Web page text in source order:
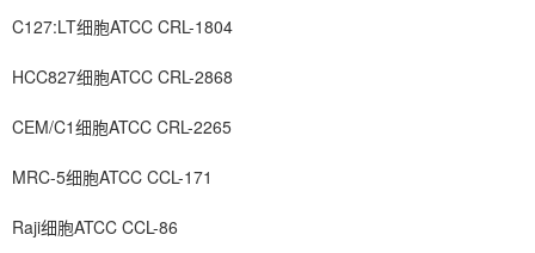
C127:LT细胞ATCC CRL-1804
HCC827细胞ATCC CRL-2868
CEM/C1细胞ATCC CRL-2265
MRC-5细胞ATCC CCL-171
Raji细胞ATCC CCL-86